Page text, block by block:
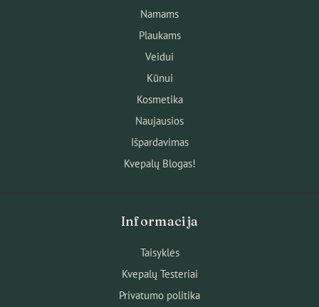
Namams
Plaukams
Veidui
Kūnui
Kosmetika
Naujausios
Išpardavimas
Kvepalų Blogas!
Informacija
Taisyklės
Kvepalų Testeriai
Privatumo politika